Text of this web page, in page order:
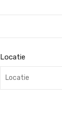
Locatie